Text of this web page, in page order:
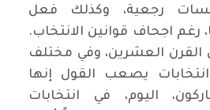
رجعية، وكذلك فعل
رغم اجحاف قوانين الانتخاب.
القرن العشرين، وفي مختلف
انتخابات يصعب القول إنها
اليوم، في انتخابات